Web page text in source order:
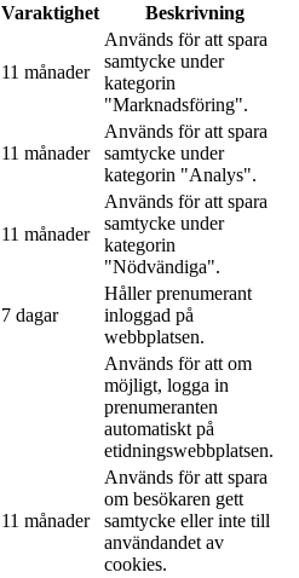
Varaktighet Beskrivning
11 månader
Används för att spara
samtycke under
kategorin
"Marknadsföring".
11 månader
Används för att spara
samtycke under
kategorin "Analys".
11 månader
Används för att spara
samtycke under
kategorin
"Nödvändiga".
7 dagar
Håller prenumerant
inloggad på
webbplatsen.
Används för att om
möjligt, logga in
prenumeranten
automatiskt på
etidningswebbplatsen.
11 månader
Används för att spara
om besökaren gett
samtycke eller inte till
användandet av
cookies.